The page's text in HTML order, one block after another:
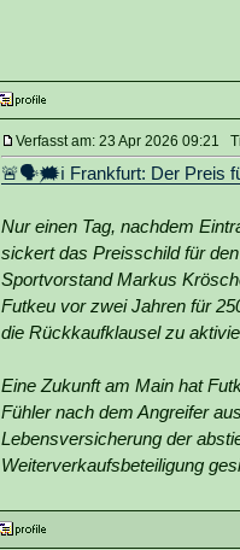
Verfasst am: 23 Apr 2026 09:21
🚨🗣🗯️ℹ️ Frankfurt: Der Preis
Nur einen Tag, nachdem
sickert das Preisschild für
Sportvorstand Markus
Futkeu vor zwei Jahren für
die Rückkaufklausel zu
Eine Zukunft am Main hat
Fühler nach dem Angreifer
Lebensversicherung der
Weiterverkaufsbeteiligung